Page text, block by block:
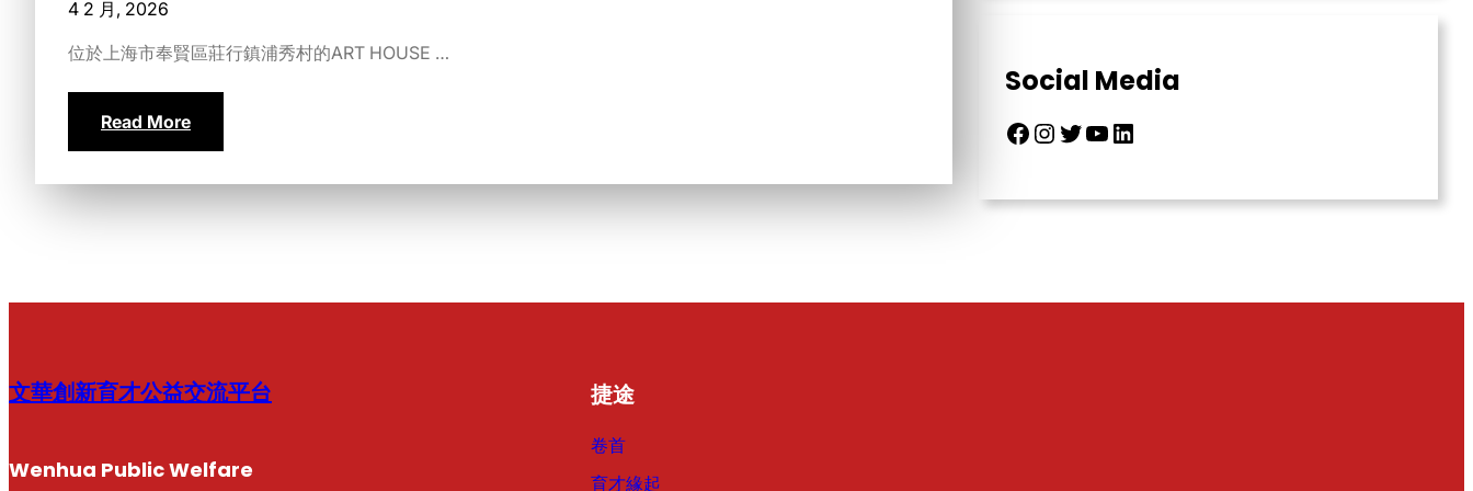
4 2 月, 2026
位於上海市奉賢區莊行鎮浦秀村的ART HOUSE …
Read More
Social Media
Facebook Instagram Twitter YouTube LinkedIn
文華創新育才公益交流平台
Wenhua Public Welfare
捷途
卷首
育才緣起